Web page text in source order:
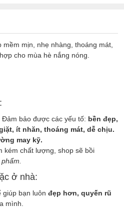
mềm mịn, nhẹ nhàng, thoáng mát,
cho mùa hè nắng nóng.
bảo được các yếu tố: bền đẹp,
ít nhăn, thoáng mát, dễ chịu.
may kỹ.
kém chất lượng, shop sẽ bồi
ở nhà:
giúp bạn luôn đẹp hơn, quyến rũ
mình.